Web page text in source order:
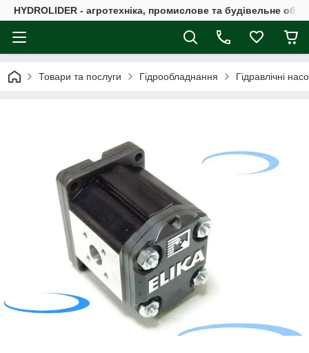
HYDROLIDER - агротехніка, промислове та будівельне
Товари та послуги Гідрообладнання Гідравлічні